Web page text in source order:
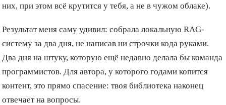
них, при этом всё крутится у тебя, а не в чужом облаке).
Результат меня саму удивил: собрала локальную RAG-
систему за два дня, не написав ни строчки кода руками.
Два дня на штуку, которую ещё недавно делала бы команда
программистов. Для автора, у которого годами копится
контент, это прямо спасение: твоя библиотека наконец
отвечает на вопросы.